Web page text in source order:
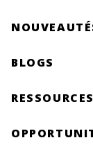
BLOGS
RESSOURCES